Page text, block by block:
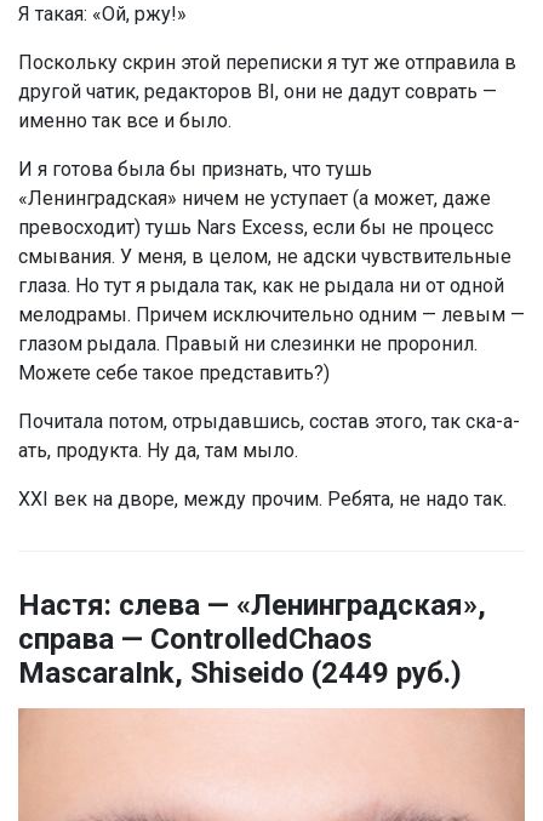
Я такая: «Ой, ржу!»
Поскольку скрин этой переписки я тут же отправила в
другой чатик, редакторов BI, они не дадут соврать —
именно так все и было.
И я готова была бы признать, что тушь
«Ленинградская» ничем не уступает (а может, даже
превосходит) тушь Nars Excess, если бы не процесс
смывания. У меня, в целом, не адски чувствительные
глаза. Но тут я рыдала так, как не рыдала ни от одной
мелодрамы. Причем исключительно одним — левым —
глазом рыдала. Правый ни слезинки не проронил.
Можете себе такое представить?)
Почитала потом, отрыдавшись, состав этого, так ска-а-
ать, продукта. Ну да, там мыло.
XXI век на дворе, между прочим. Ребята, не надо так.
Настя: слева — «Ленинградская»,
справа — ControlledChaos
MascaraInk, Shiseido (2449 руб.)